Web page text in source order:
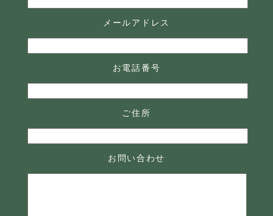
メールアドレス
お電話番号
ご住所
お問い合わせ